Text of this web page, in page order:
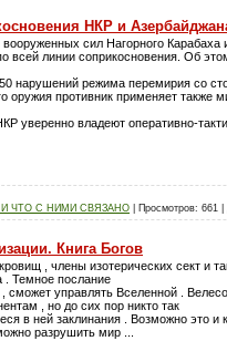
НКР и
сил Нагорного
всей линии соприкосновения. Об
нарушений режима перемирия со
оружия противник применяет
уверенно владеют оперативно-
ЧТО С НИМИ СВЯЗАНО Просмотров: 661
Книга Богов
, члены изотерических сект
. Темное послание
, сможет управлять Вселенной .
, но до сих пор никто так
в ней заклинания . Возможно это
разрушить мир ...